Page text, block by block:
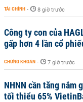
TÀI CHÍNH - 8 giờ trước
Công ty con của
gấp hơn 4 lần cổ
CHỨNG KHOÁN - 7 giờ trước
NHNN cần tăng nắm
tối thiểu 65%